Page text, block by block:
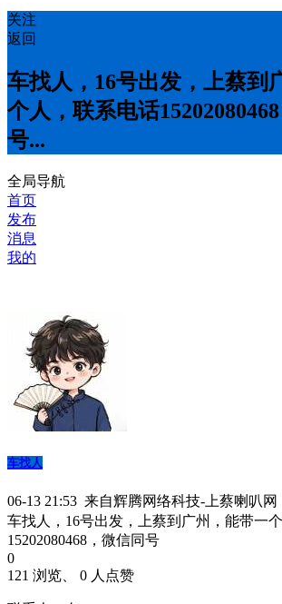
关注
返回
车找人，16号出发，上蔡到
个人，联系电话
号...
全局导航
首页
发布
消息
我的
车找人
06-13 21:53 来自辉腾网络科技-上蔡喇叭网
车找人，16号出发，上蔡到广州，能带一
15202080468，微信同号
0
121 浏览、 0 人点赞